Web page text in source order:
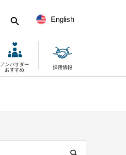
English
アンバサダー
おすすめ
採用情報